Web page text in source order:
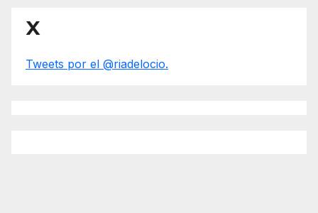
X
Tweets por el @riadelocio.